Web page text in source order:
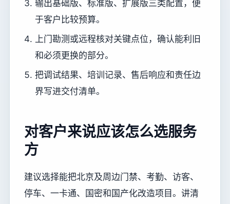
输出基础版、标准版、扩展版三类配置，便
于客户比较预算。
上门勘测或远程核对关键点位，确认能利旧
和必须更换的部分。
把调试结果、培训记录、售后响应和责任边
界写进交付清单。
对客户来说应该怎么选服务
方
建议选择能把北京及周边门禁、考勤、访客、
停车、一卡通、国密和国产化改造项目。讲清